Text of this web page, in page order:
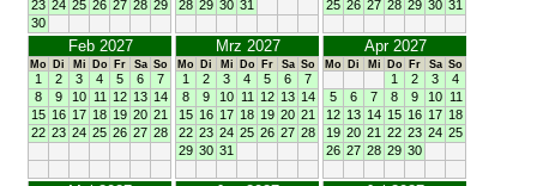
23 24 25 26 27 28 29
30
28 29 30 31
25 26 27 28 29 30 31
Feb 2027
Mo Di Mi Do Fr Sa So
1 2 3 4 5 6
7
8
9 10 11 12 13 14
15 16 17 18 19 20 21
22 23 24 25 26 27 28
Mrz 2027
Mo Di Mi Do Fr Sa So
1 2 3 4 5 6
7
8
9 10 11 12 13 14
15 16 17 18 19 20 21
22 23 24 25 26 27 28
29 30 31
Apr 2027
Mo Di Mi Do Fr Sa So
1 2 3
4
5
6 7 8 9 10 11
12 13 14 15 16 17 18
19 20 21 22 23 24 25
26 27 28 29 30